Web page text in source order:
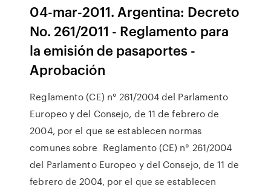
04-mar-2011. Argentina: Decreto
No. 261/2011 - Reglamento para
la emisión de pasaportes -
Aprobación
Reglamento (CE) n° 261/2004 del Parlamento
Europeo y del Consejo, de 11 de febrero de
2004, por el que se establecen normas
comunes sobre Reglamento (CE) n° 261/2004
del Parlamento Europeo y del Consejo, de 11 de
febrero de 2004, por el que se establecen